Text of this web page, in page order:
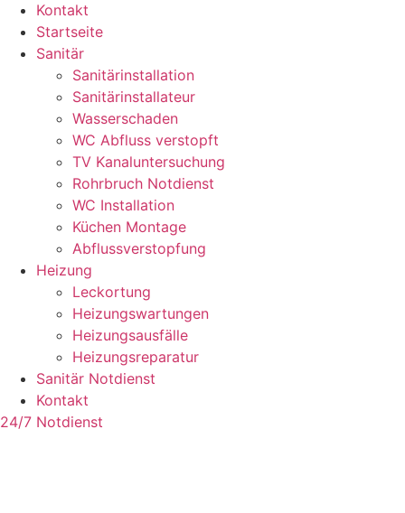
Kontakt
Startseite
Sanitär
Sanitärinstallation
Sanitärinstallateur
Wasserschaden
WC Abfluss verstopft
TV Kanaluntersuchung
Rohrbruch Notdienst
WC Installation
Küchen Montage
Abflussverstopfung
Heizung
Leckortung
Heizungswartungen
Heizungsausfälle
Heizungsreparatur
Sanitär Notdienst
Kontakt
24/7 Notdienst